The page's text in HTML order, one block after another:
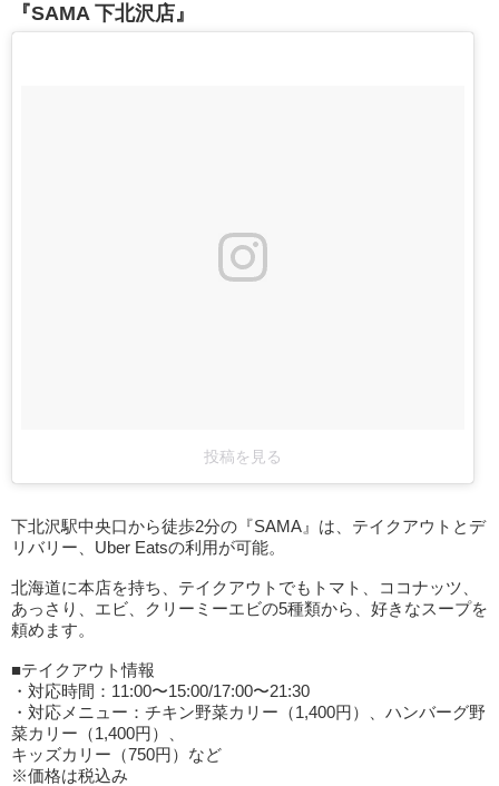
『SAMA 下北沢店』
投稿を見る
下北沢駅中央口から徒歩2分の『SAMA』は、テイクアウトとデ
リバリー、Uber Eatsの利用が可能。
北海道に本店を持ち、テイクアウトでもトマト、ココナッツ、
あっさり、エビ、クリーミーエビの5種類から、好きなスープを
頼めます。
■テイクアウト情報
・対応時間：11:00〜15:00/17:00〜21:30
・対応メニュー：チキン野菜カリー（1,400円）、ハンバーグ野
菜カリー（1,400円）、
キッズカリー（750円）など
※価格は税込み